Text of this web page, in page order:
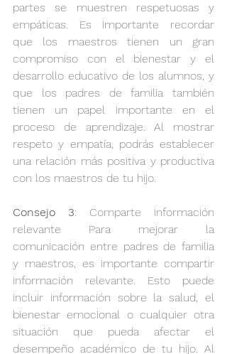
partes se muestren respetuosas y
empáticas. Es importante recordar
que los maestros tienen un gran
compromiso con el bienestar y el
desarrollo educativo de los alumnos, y
que los padres de familia también
tienen un papel importante en el
proceso de aprendizaje. Al mostrar
respeto y empatía, podrás establecer
una relación más positiva y productiva
con los maestros de tu hijo.
Consejo 3: Comparte información
relevante Para mejorar la
comunicación entre padres de familia
y maestros, es importante compartir
información relevante. Esto puede
incluir información sobre la salud, el
bienestar emocional o cualquier otra
situación que pueda afectar el
desempeño académico de tu hijo. Al